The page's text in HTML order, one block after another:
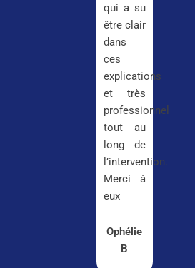
qui a su
être clair
dans
ces
explications
et très
professionnel
tout au
long de
l’intervention.
Merci à
eux
Ophélie
B